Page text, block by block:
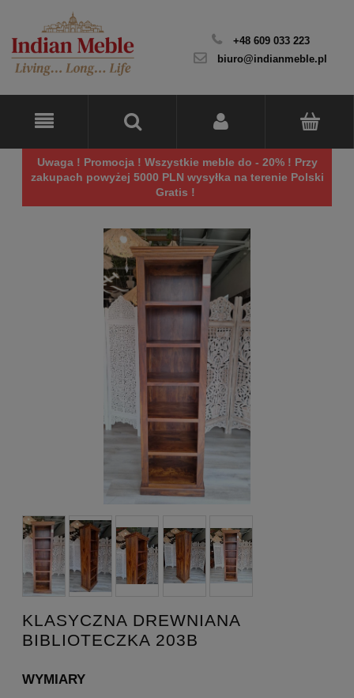
+48 609 033 223
biuro@indianmeble.pl
Uwaga ! Promocja ! Wszystkie meble do - 20% ! Przy
zakupach powyżej 5000 PLN wysyłka na terenie Polski
Gratis !
KLASYCZNA DREWNIANA
BIBLIOTECZKA 203B
WYMIARY